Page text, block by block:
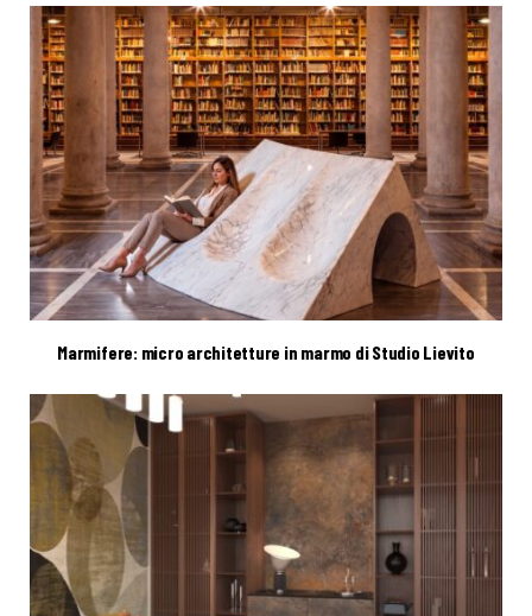
Marmifere: micro architetture in marmo di Studio Lievito